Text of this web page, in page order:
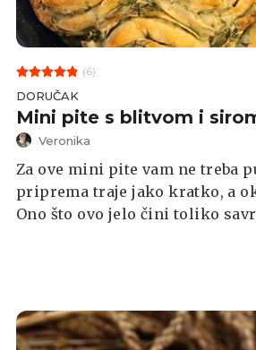
(6)
DORUČAK
Mini pite s blitvom i
Veronika
Za ove mini pite vam ne treba
priprema traje jako kratko, a
Ono što ovo jelo čini toliko
koji nisu u određenoj količini